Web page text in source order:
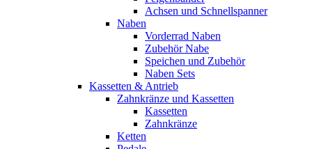
Achsen und Schnellspanner
Naben
Vorderrad Naben
Zubehör Nabe
Speichen und Zubehör
Naben Sets
Kassetten & Antrieb
Zahnkränze und Kassetten
Kassetten
Zahnkränze
Ketten